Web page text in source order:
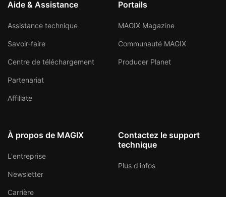
Aide & Assistance
Assistance technique
Savoir-faire
Centre de téléchargement
Partenariat
Affiliate
Portails
MAGIX Magazine
Communauté MAGIX
Producer Planet
À propos de MAGIX
L'entreprise
Newsletter
Carrière
Contactez le support
technique
Plus d'infos